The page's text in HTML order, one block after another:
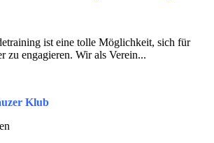
ist eine tolle Möglichkeit, sich für
zu engagieren. Wir als Verein...
Klub